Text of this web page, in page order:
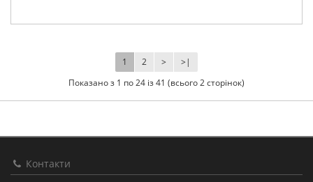
1 2 > >|
Показано з 1 по 24 із 41 (всього 2 сторінок)
Контакти